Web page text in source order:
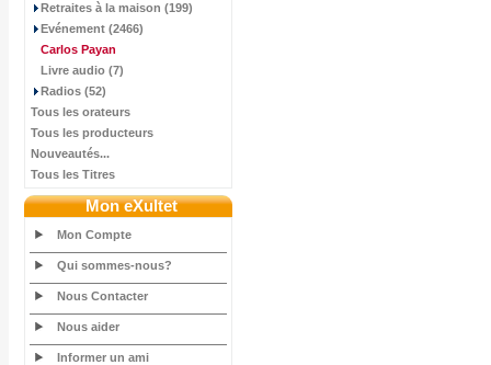
Retraites à la maison (199)
Evénement (2466)
Carlos Payan
Livre audio (7)
Radios (52)
Tous les orateurs
Tous les producteurs
Nouveautés...
Tous les Titres
Mon eXultet
Mon Compte
Qui sommes-nous?
Nous Contacter
Nous aider
Informer un ami